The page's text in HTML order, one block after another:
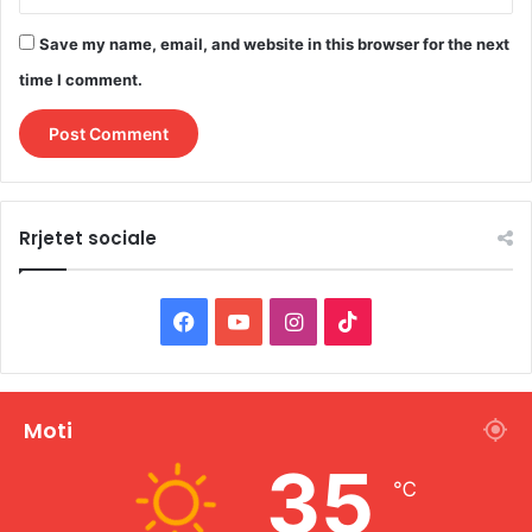
Save my name, email, and website in this browser for the next
time I comment.
Rrjetet sociale
a
b
o
I
n
a
i
o
Moti
35 ℃